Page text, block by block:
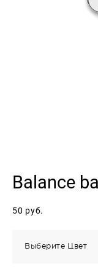
Balance
50 pуб.
Выберите Цвет